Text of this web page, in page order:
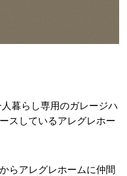
暮らし専用のガレージハ
スしているアレグレホー
らアレグレホームに仲間